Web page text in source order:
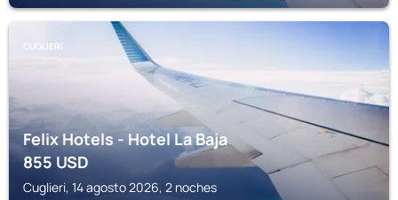
CUGLIERI
Felix Hotels - Hotel La Baja
855USD
Cuglieri, 14 agosto 2026, 2 noches